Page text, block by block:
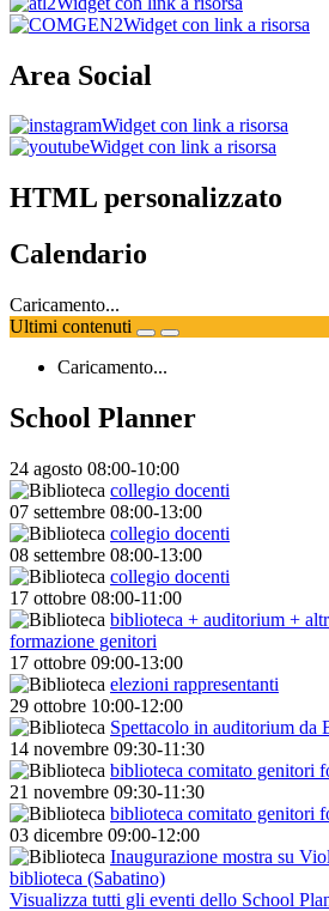
Widget con link a risorsa
Area Social
Widget con link a risorsa
Widget con link a risorsa
HTML personalizzato
Calendario
Caricamento...
Ultimi contenuti
Caricamento...
School Planner
24 agosto 08:00-10:00
collegio docenti
07 settembre 08:00-13:00
collegio docenti
08 settembre 08:00-13:00
collegio docenti
17 ottobre 08:00-11:00
biblioteca + auditorium +
formazione genitori
17 ottobre 09:00-13:00
elezioni rappresentanti
29 ottobre 10:00-12:00
Spettacolo in auditorium da
14 novembre 09:30-11:30
biblioteca comitato genitori
21 novembre 09:30-11:30
biblioteca comitato genitori
03 dicembre 09:00-12:00
Inaugurazione mostra su
biblioteca (Sabatino)
Visualizza tutti gli eventi dello School